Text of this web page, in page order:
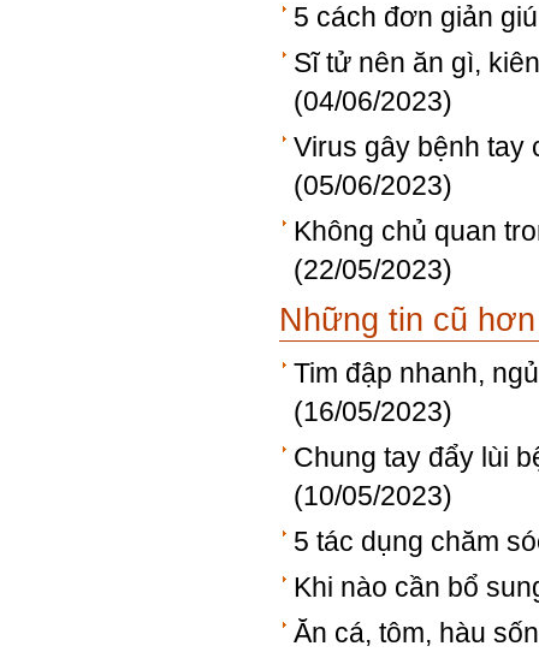
5 cách đơn giản
Sĩ tử nên ăn gì,
(04/06/2023)
Virus gây bệnh tay
(05/06/2023)
Không chủ quan
(22/05/2023)
Những tin cũ hơn
Tim đập nhanh,
(16/05/2023)
Chung tay đẩy lùi
(10/05/2023)
5 tác dụng chăm
Khi nào cần bổ
Ăn cá, tôm, hàu